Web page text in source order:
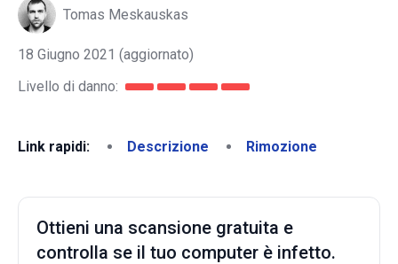
Tomas Meskauskas
18 Giugno 2021 (aggiornato)
Livello di danno:
Link rapidi: Descrizione Rimozione
Ottieni una scansione gratuita e
controlla se il tuo computer è infetto.